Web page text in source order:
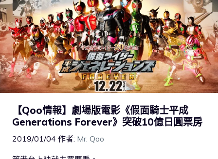
【Qoo情報】劇場版電影《假面騎士平成
Generations Forever》突破10億日圓票房
2019/01/04 作者: Mr. Qoo